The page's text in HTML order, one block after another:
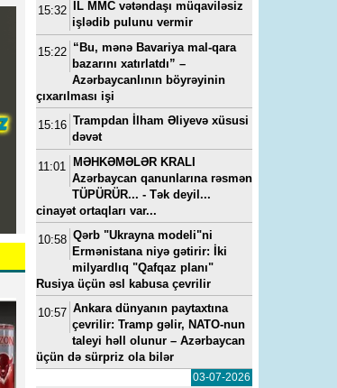
15:32
İL MMC vətəndaşı müqaviləsiz
işlədib pulunu vermir
15:22 “Bu, mənə Bavariya mal-qara
bazarını xatırlatdı” –
Azərbaycanlının böyrəyinin
çıxarılması işi
15:16 Trampdan İlham Əliyevə xüsusi
dəvət
11:01
MƏHKƏMƏLƏR KRALI
Azərbaycan qanunlarına rəsmən
TÜPÜRÜR... - Tək deyil...
cinayət ortaqları var...
10:58 Qərb "Ukrayna modeli"ni
Ermənistana niyə gətirir: İki
milyardlıq "Qafqaz planı"
Rusiya üçün əsl kabusa çevrilir
10:57 Ankara dünyanın paytaxtına
çevrilir: Tramp gəlir, NATO-nun
taleyi həll olunur – Azərbaycan
üçün də sürpriz ola bilər
03-07-2026